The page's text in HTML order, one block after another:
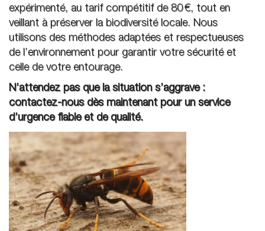
expérimenté, au tarif compétitif de 80 €, tout en
veillant à préserver la biodiversité locale. Nous
utilisons des méthodes adaptées et respectueuses
de l’environnement pour garantir votre sécurité et
celle de votre entourage.
N’attendez pas que la situation s’aggrave :
contactez-nous dès maintenant pour un service
d’urgence fiable et de qualité.